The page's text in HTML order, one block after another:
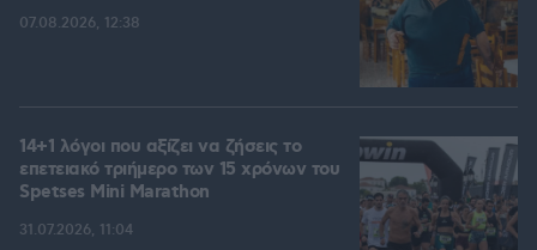
07.08.2026, 12:38
14+1 λόγοι που αξίζει να ζήσεις το
επετειακό τριήμερο των 15 χρόνων του
Spetses Mini Marathon
31.07.2026, 11:04